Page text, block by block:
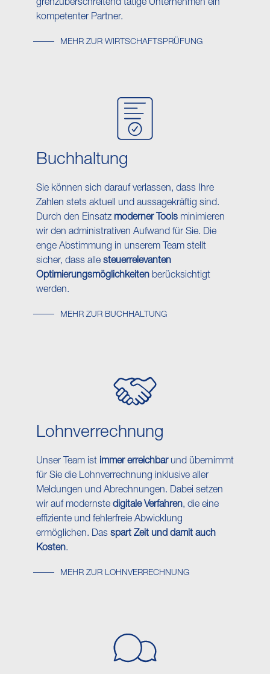
grenzüberschreitend tätige Unternehmen ein
kompetenter Partner.
Buch​haltung
Sie können sich darauf verlassen, dass Ihre
Zahlen stets aktuell und aussagekräftig sind.
Durch den Einsatz moderner Tools minimieren
wir den administrativen Aufwand für Sie. Die
enge Abstimmung in unserem Team stellt
sicher, dass alle steuerrelevanten
Optimierungsmöglichkeiten berücksichtigt
werden.
MEHR ZUR WIRTSCHAFTSPRÜFUNG
MEHR ZUR BUCHHALTUNG
Lohn​verrechnung
Unser Team ist immer erreichbarund übernimmt
für Sie die Lohnverrechnung inklusive aller
Meldungen und Abrechnungen. Dabei setzen
wir auf modernste digitale Verfahren, die eine
effiziente und fehlerfreie Abwicklung
ermöglichen. Das spart Zeit und damit auch
Kosten.
MEHR ZUR LOHNVERRECHNUNG